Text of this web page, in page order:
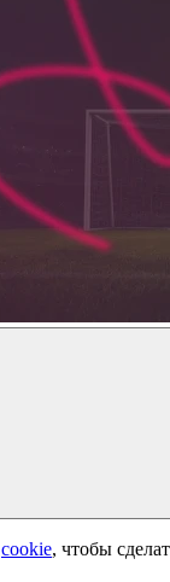
cookie, чтобы